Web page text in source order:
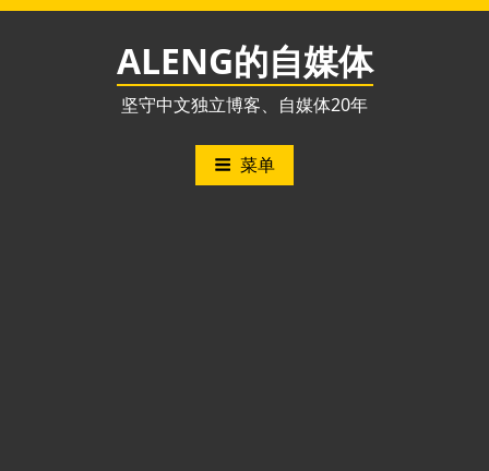
跳
ALENG的自媒体
坚守中文独立博客、自媒体20年
菜单